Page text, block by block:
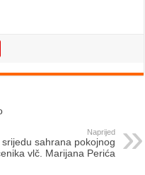
Naprijed
srijedu sahrana pokojnog
vlč. Marijana Perića